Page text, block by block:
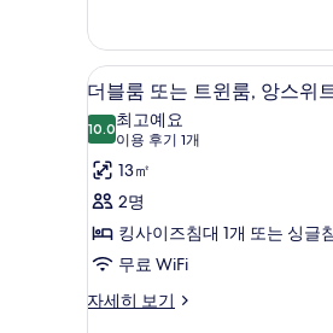
트
(The
White
Room)
사
진
모
두
보
룸,
앙
스
위
트
(The
White
Room)
자
세
보
기
더
블
룸
또
는
트
윈
룸,
10
더블룸 또는 트윈룸, 앙스위
10.010.0점 만점 중 10점
최고예요
이용 후기 1개
(이
용
후
기
개)
13㎡
2명
킹사이즈침대 1개 또는 싱글
무료 WiFi
자세히 보기
더